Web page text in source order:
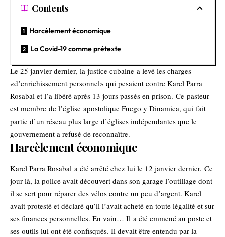
Contents
Harcèlement économique
La Covid-19 comme prétexte
Le 25 janvier dernier, la justice cubaine a levé les charges
«d’enrichissement personnel» qui pesaient contre Karel Parra
Rosabal et l’a libéré après 13 jours passés en prison. Ce pasteur
est membre de l’église apostolique Fuego y Dinamica, qui fait
partie d’un réseau plus large d’églises indépendantes que le
gouvernement a refusé de reconnaître.
Harcèlement économique
Karel Parra Rosabal a été arrêté chez lui le 12 janvier dernier. Ce
jour-là, la police avait découvert dans son garage l’outillage dont
il se sert pour réparer des vélos contre un peu d’argent. Karel
avait protesté et déclaré qu’il l’avait acheté en toute légalité et sur
ses finances personnelles. En vain… Il a été emmené au poste et
ses outils lui ont été confisqués. Il devait être entendu par la